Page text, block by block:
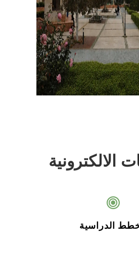
الالكترونية
الدراسية